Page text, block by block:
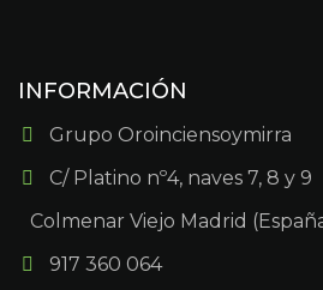
INFORMACIÓN
Grupo Oroinciensoymirra
C/ Platino nº4, naves 7, 8 y 9
Colmenar Viejo Madrid
917 360 064